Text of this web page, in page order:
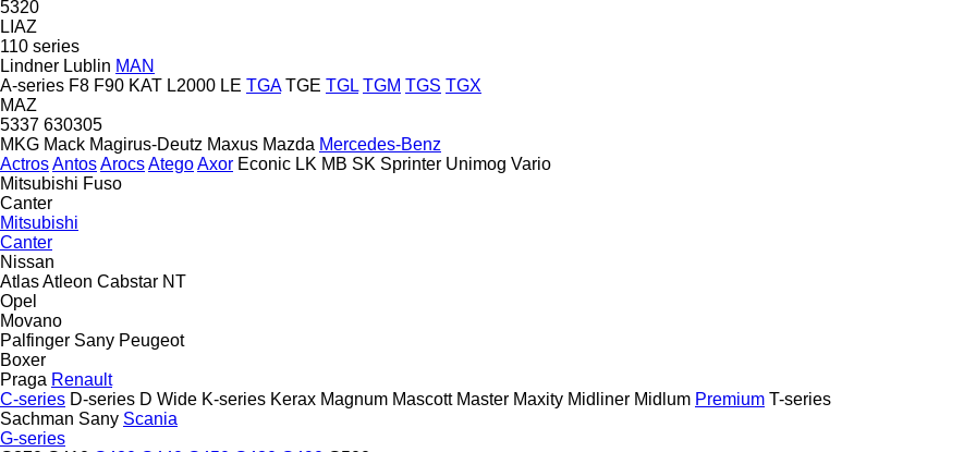
5320
LIAZ
110 series
Lindner Lublin MAN
A-series F8 F90 KAT L2000 LE TGA TGE TGL TGM TGS TGX
MAZ
5337 630305
MKG Mack Magirus-Deutz Maxus Mazda Mercedes-Benz
ActrosAntosArocsAtegoAxor Econic LK MB SK Sprinter Unimog Vario
Mitsubishi Fuso
Canter
Mitsubishi
Canter
Nissan
AtlasAtleon Cabstar NT
Opel
Movano
Palfinger Sany Peugeot
Boxer
Praga Renault
C-series D-series D Wide K-series Kerax Magnum Mascott Master Maxity Midliner Midlum Premium T-series
Sachman Sany Scania
G-series